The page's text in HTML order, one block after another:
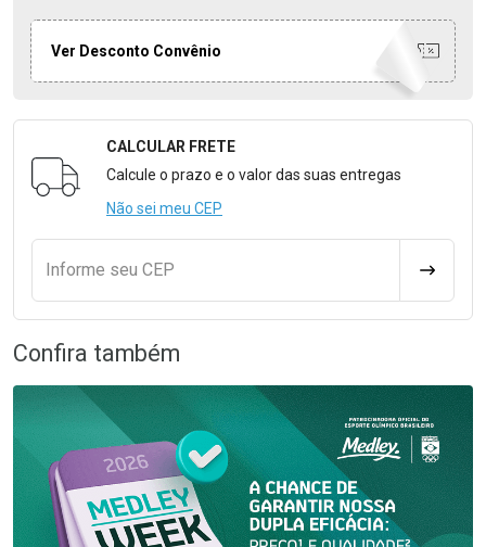
Ver Desconto Convênio
Formulário para Calcular o Frete
CALCULAR FRETE
Calcule o prazo e o valor das suas entregas
Não sei meu CEP
Informe seu CEP
Confira também